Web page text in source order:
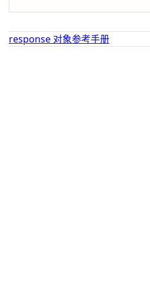
response 对象参考手册